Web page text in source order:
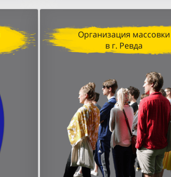
Организация массовки
в г. Ревда